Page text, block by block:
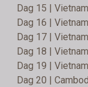
Dag 15 |
Dag 16 |
Dag 17 |
Dag 18 |
Dag 19 |
Dag 20 |